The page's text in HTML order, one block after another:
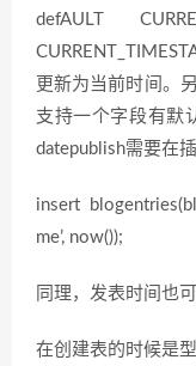
defAULT
更新为当前时间。
支持一个字段有默
datepublish需要在
insert
me’, now());
同理，发表时间也
在创建表的时候是